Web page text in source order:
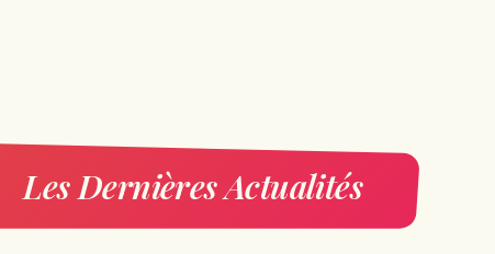
Les Dernières Actualités